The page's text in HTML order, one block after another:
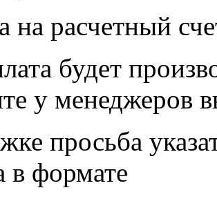
на расчетный
будет
у менеджеров
просьба
в формате